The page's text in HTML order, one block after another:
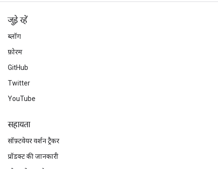
जुड़े रहें
ब्लॉग
फ़ोरम
GitHub
Twitter
YouTube
सहायता
सॉफ़्टवेयर वर्शन ट्रैकर
प्रॉडक्ट की जानकारी